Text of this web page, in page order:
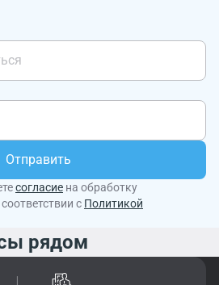
Отправить
согласие на обработку
с Политикой
рядом